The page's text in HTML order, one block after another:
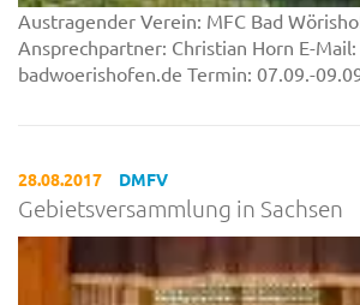
Austragender Verein: MFC Bad
Ansprechpartner: Christian Horn E-
badwoerishofen.de Termin: 07.09.-
28.08.2017 DMFV
Gebietsversammlung in Sachsen